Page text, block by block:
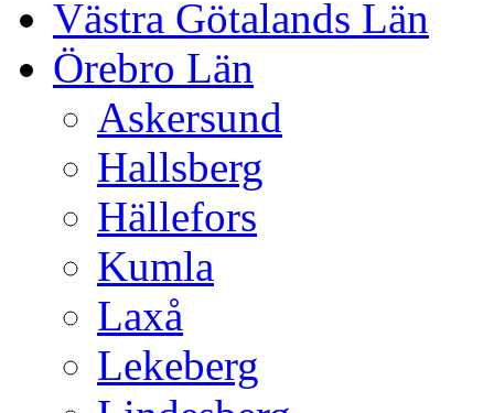
Västra Götalands Län
Örebro Län
Askersund
Hallsberg
Hällefors
Kumla
Laxå
Lekeberg